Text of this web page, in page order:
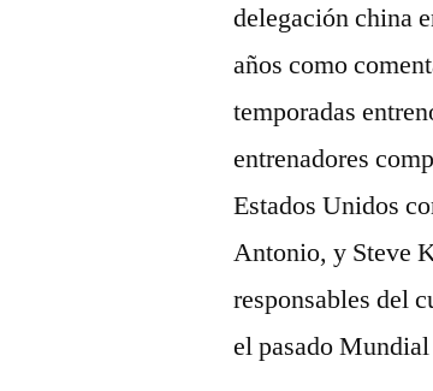
delegación china
años como
temporadas
entrenadores
Estados Unidos
Antonio, y Steve
responsables del
el pasado